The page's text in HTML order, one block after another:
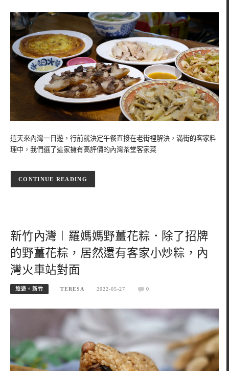
這天來內灣一日遊，行前就決定午餐直接在老街裡解決，滿街的客家料
理中，我們選了這家擁有高評價的內灣茶堂客家菜
CONTINUE READING
新竹內灣︱羅媽媽野薑花粽．除了招牌
的野薑花粽，居然還有客家小炒粽，內
灣火車站對面
旅遊。新竹 TERESA 2022-05-27 0